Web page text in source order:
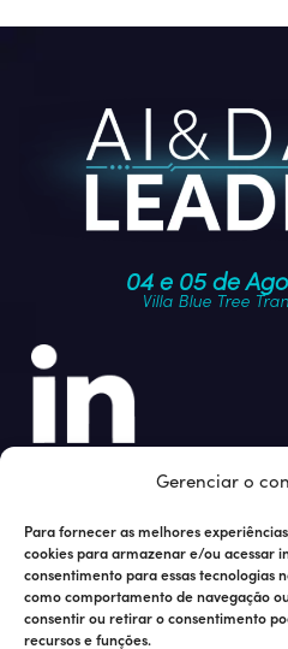
Gerenciar o
Para fornecer as melhores
cookies para armazenar e/ou acessar
consentimento para essas tecnologias
como comportamento de navegação
consentir ou retirar o consentimento
recursos e funções.
04 e 05 de
Villa Blue Tree
Junte-se à nossa comunidade